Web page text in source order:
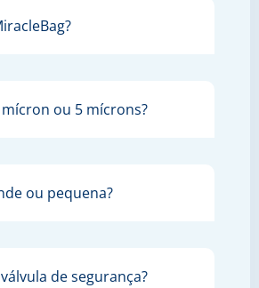
mícron ou 5 mícrons?
ou pequena?
de segurança?